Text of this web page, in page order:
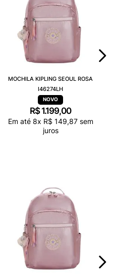
MOCHILA KIPLING SEOUL ROSA
I46274LH
R$ 1.199,00
Em até 8x R$ 149,87sem
juros